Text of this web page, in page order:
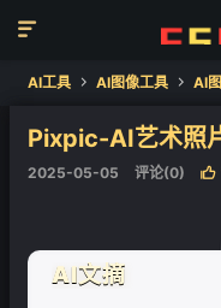

AI工具  AI图像工具  AI
Pixpic-AI艺术照
2025-05-05 评论(0) 
AI文摘